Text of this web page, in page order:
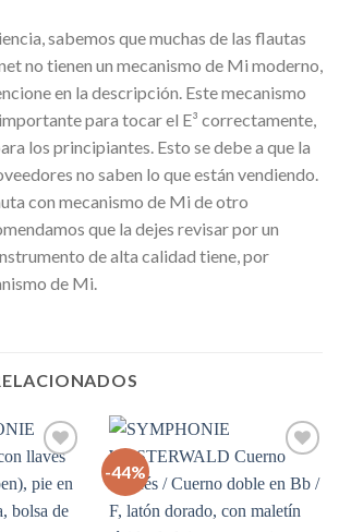
sabemos que muchas de las flautas
no tienen un mecanismo de Mi moderno,
en la descripción. Este mecanismo
para tocar el E³ correctamente,
los principiantes. Esto se debe a que la
no saben lo que están vendiendo.
con mecanismo de Mi de otro
que la dejes revisar por un
de alta calidad tiene, por
de Mi.
Auf
die
Wunschliste
-44%
Auf
die